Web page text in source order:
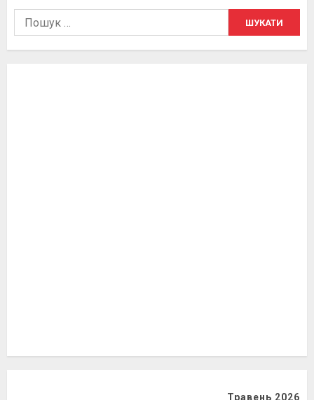
Пошук:
Травень 2026